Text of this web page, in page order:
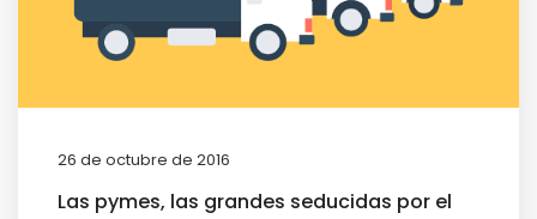
26 de octubre de 2016
Las pymes, las grandes seducidas por el